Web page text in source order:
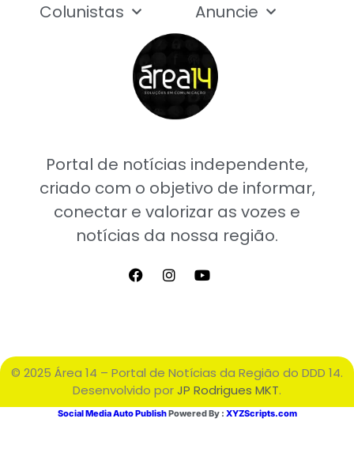
Portal de notícias independente,
criado com o objetivo de informar,
conectar e valorizar as vozes e
notícias da nossa região.
Colunistas
Anuncie
© 2025 Área 14 – Portal de Notícias da Região do DDD 14.
Desenvolvido porJP Rodrigues MKT.
Social Media Auto PublishPowered By : XYZScripts.com